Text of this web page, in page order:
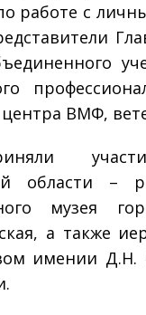
работе с
ВМФ,
области –
музея
а также
имении Д.Н.